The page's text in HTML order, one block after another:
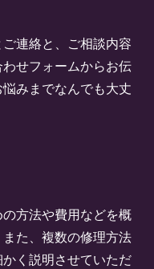
ご連絡と、ご相談内容
せフォームからお伝
みまでなんでも大丈
方法や費用などを概
た、複数の修理方法
く説明させていただ